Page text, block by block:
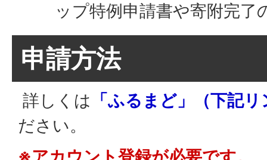
ップ特例申請書や寄附完了
申請方法
詳しくは 「ふるまど」（下記
ださい。